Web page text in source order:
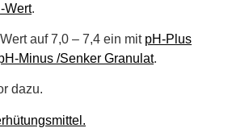
Wert.
auf 7,0 – 7,4 ein mit pH-Plus
Minus /Senker Granulat.
dazu.